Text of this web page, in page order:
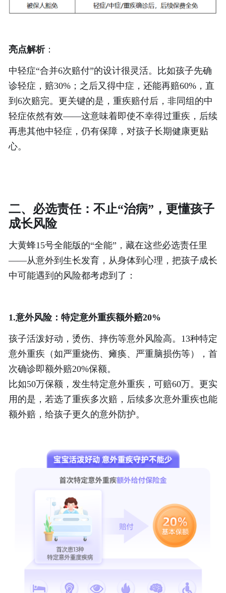
亮点解析：
中轻症“合并6次赔付”的设计很灵活。比如孩子先确
诊轻症，赔30%；之后又得中症，还能再赔60%，直
到6次赔完。更关键的是，重疾赔付后，非同组的中
轻症依然有效——这意味着即使不幸得过重疾，后续
再患其他中轻症，仍有保障，对孩子长期健康更贴
心。
二、必选责任：不止“治病”，更懂孩子
成长风险
大黄蜂15号全能版的“全能”，藏在这些必选责任里
——从意外到生长发育，从身体到心理，把孩子成长
中可能遇到的风险都考虑到了：
1.意外风险：特定意外重疾额外赔20%
孩子活泼好动，烫伤、摔伤等意外风险高。 13种特定
意外重疾（如严重烧伤、瘫痪、严重脑损伤等），首
次确诊即额外赔20%保额。
比如50万保额， 发生特定意外重疾 ，可赔60万。更实
用的是，若选了重疾多次赔，后续多次意外重疾也能
额外赔，给孩子更久的意外防护。